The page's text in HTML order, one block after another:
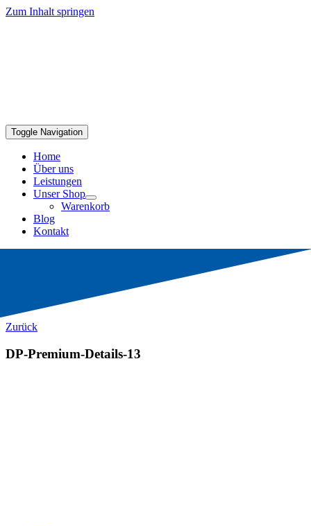
Zum Inhalt springen
Toggle Navigation
Home
Über uns
Leistungen
Unser Shop
Warenkorb
Blog
Kontakt
Zurück
DP-Premium-Details-13